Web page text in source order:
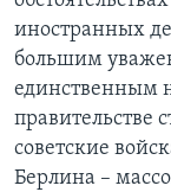
иностранных
большим
единственным
правительстве
советские
Берлина –